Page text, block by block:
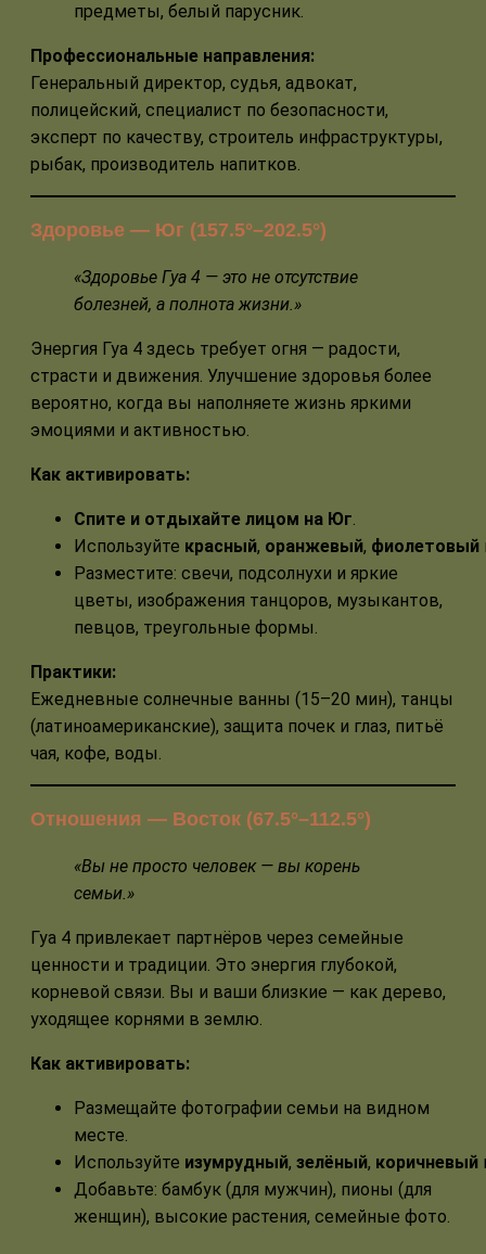
предметы, белый парусник.
Профессиональные направления:
Генеральный директор, судья, адвокат,
полицейский, специалист по безопасности,
эксперт по качеству, строитель инфраструктуры,
рыбак, производитель напитков.
Здоровье — Юг (157.5°–202.5°)
«Здоровье Гуа 4 — это не отсутствие
болезней, а полнота жизни.»
Энергия Гуа 4 здесь требует огня — радости,
страсти и движения. Улучшение здоровья более
вероятно, когда вы наполняете жизнь яркими
эмоциями и активностью.
Как активировать:
Спите и отдыхайте лицом на Юг.
Используйте красный, оранжевый, фиолетовый
Разместите: свечи, подсолнухи и яркие
цветы, изображения танцоров, музыкантов,
певцов, треугольные формы.
Практики:
Ежедневные солнечные ванны (15–20 мин), танцы
(латиноамериканские), защита почек и глаз, питьё
чая, кофе, воды.
Отношения — Восток (67.5°–112.5°)
«Вы не просто человек — вы корень
семьи.»
Гуа 4 привлекает партнёров через семейные
ценности и традиции. Это энергия глубокой,
корневой связи. Вы и ваши близкие — как дерево,
уходящее корнями в землю.
Как активировать:
Размещайте фотографии семьи на видном
месте.
Используйте изумрудный, зелёный, коричневый
Добавьте: бамбук (для мужчин), пионы (для
женщин), высокие растения, семейные фото.